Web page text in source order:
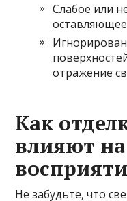
Слабое или
отражение
Как
влияют
Не забудьте, что